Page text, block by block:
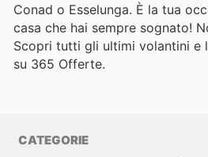
Conad o Esselunga. È la tua
casa che hai sempre sognato!
Scopri tutti gli ultimi volantini e
su 365 Offerte.
CATEGORIE